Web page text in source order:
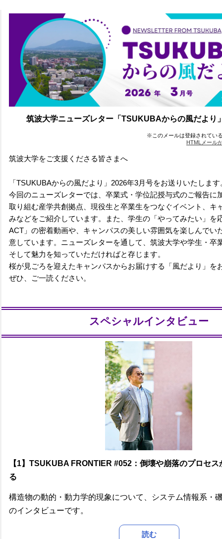
筑波大学ニューズレター「TSUKUBAからの風だより
※このメールは登録されてい
HTMLメール
筑波大学をご支援くださる皆さまへ
「TSUKUBAからの風だより」2026年3月号をお送りいたします
今回のニューズレターでは、卒業式・学位記授与式のご報告に
取り組む産学共創拠点、現役生と卒業生をつなぐイベント、キ
みなどをご紹介しています。また、学生の「やってみたい」を
ACT」の密着動画や、キャンパスの美しい雰囲気を楽しんでい
意しています。ニューズレターを通して、筑波大学や学生・卒
そして魅力を知っていただければと存じます。
桜が見ごろを迎えたキャンパスからお届けする「風だより」を
ぜひ、ご一読ください。
スペシャルインタビュー
【1】TSUKUBA FRONTIER #052：倒壊や崩落のプロセ
る
構造物の動的・動力学的現象について、システム情報系・
のインタビューです。
読む